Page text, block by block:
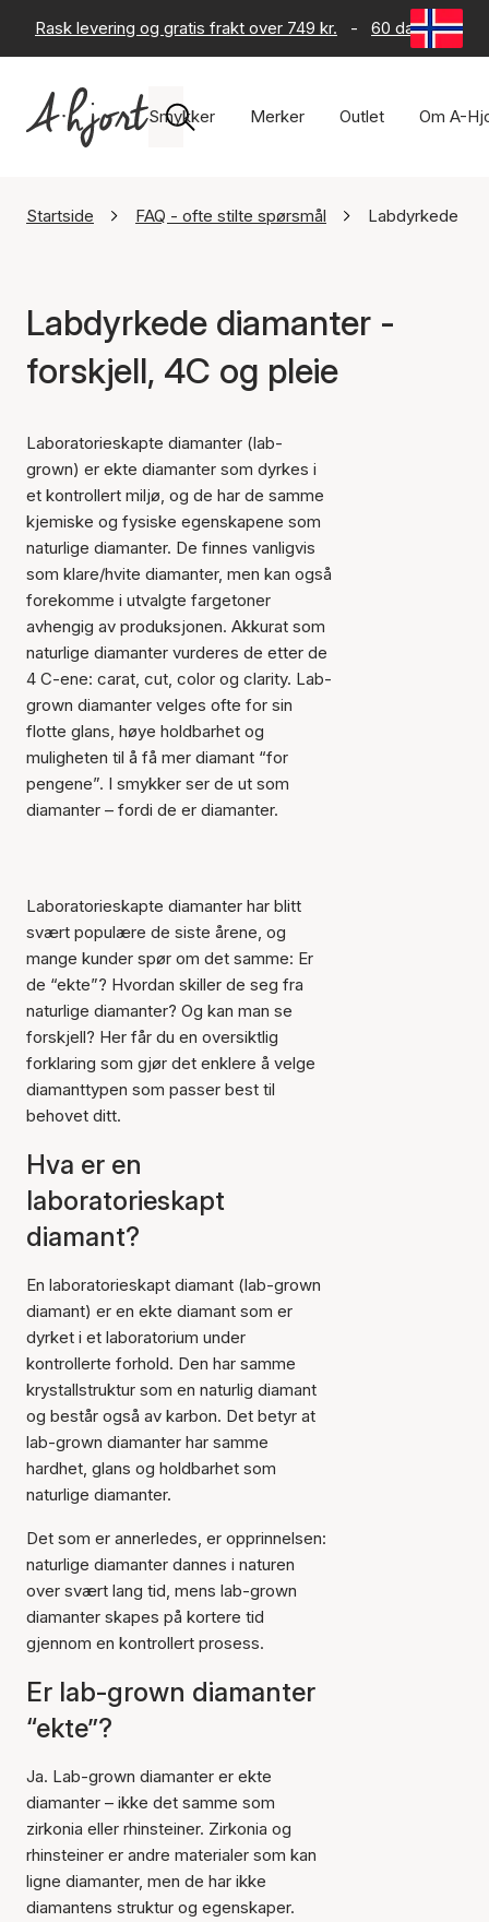
Rask levering og gratis frakt over 749 kr. - 60 dagers
Smykker Merker Outlet Om A-
Startside FAQ - ofte stilte spørsmål Labdyrkede
Labdyrkede diamanter -
forskjell, 4C og pleie
Laboratorieskapte diamanter (lab-
grown) er ekte diamanter som dyrkes i
et kontrollert miljø, og de har de samme
kjemiske og fysiske egenskapene som
naturlige diamanter. De finnes vanligvis
som klare/hvite diamanter, men kan også
forekomme i utvalgte fargetoner
avhengig av produksjonen. Akkurat som
naturlige diamanter vurderes de etter de
4 C-ene: carat, cut, color og clarity. Lab-
grown diamanter velges ofte for sin
flotte glans, høye holdbarhet og
muligheten til å få mer diamant “for
pengene”. I smykker ser de ut som
diamanter – fordi de er diamanter.
Laboratorieskapte diamanter har blitt
svært populære de siste årene, og
mange kunder spør om det samme: Er
de “ekte”? Hvordan skiller de seg fra
naturlige diamanter? Og kan man se
forskjell? Her får du en oversiktlig
forklaring som gjør det enklere å velge
diamanttypen som passer best til
behovet ditt.
Hva er en
laboratorieskapt
diamant?
En laboratorieskapt diamant (lab-grown
diamant) er en ekte diamant som er
dyrket i et laboratorium under
kontrollerte forhold. Den har samme
krystallstruktur som en naturlig diamant
og består også av karbon. Det betyr at
lab-grown diamanter har samme
hardhet, glans og holdbarhet som
naturlige diamanter.
Det som er annerledes, er opprinnelsen:
naturlige diamanter dannes i naturen
over svært lang tid, mens lab-grown
diamanter skapes på kortere tid
gjennom en kontrollert prosess.
Er lab-grown diamanter
“ekte”?
Ja. Lab-grown diamanter er ekte
diamanter – ikke det samme som
zirkonia eller rhinsteiner. Zirkonia og
rhinsteiner er andre materialer som kan
ligne diamanter, men de har ikke
diamantens struktur og egenskaper.